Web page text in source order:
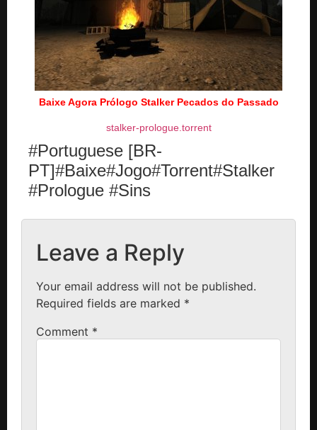
Baixe Agora Prólogo Stalker Pecados do Passado
stalker-prologue.torrent
#Portuguese [BR-
PT]#Baixe#Jogo#Torrent#Stalker
#Prologue #Sins
Leave a Reply
Your email address will not be published.
Required fields are marked *
Comment *